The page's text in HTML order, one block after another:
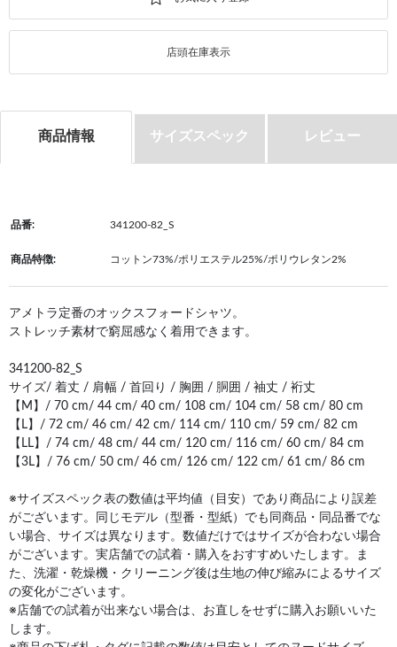
店頭在庫表示
商品情報 サイズスペック レビュー
品番: 341200-82_S
商品特徴: コットン73%/ポリエステル25%/ポリウレタン2%
アメトラ定番のオックスフォードシャツ。
ストレッチ素材で窮屈感なく着用できます。
341200-82_S
サイズ/ 着丈 / 肩幅 / 首回り / 胸囲 / 胴囲 / 袖丈 / 裄丈
【M】/ 70 cm/ 44 cm/ 40 cm/ 108 cm/ 104 cm/ 58 cm/ 80 cm
【L】/ 72 cm/ 46 cm/ 42 cm/ 114 cm/ 110 cm/ 59 cm/ 82 cm
【LL】/ 74 cm/ 48 cm/ 44 cm/ 120 cm/ 116 cm/ 60 cm/ 84 cm
【3L】/ 76 cm/ 50 cm/ 46 cm/ 126 cm/ 122 cm/ 61 cm/ 86 cm
※サイズスペック表の数値は平均値（目安）であり商品により誤差
がございます。同じモデル（型番・型紙）でも同商品・同品番でな
い場合、サイズは異なります。数値だけではサイズが合わない場合
がございます。実店舗での試着・購入をおすすめいたします。ま
た、洗濯・乾燥機・クリーニング後は生地の伸び縮みによるサイズ
の変化がございます。
※店舗での試着が出来ない場合は、お直しをせずに購入お願いいた
します。